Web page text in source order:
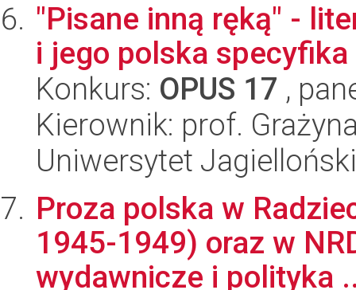
"Pisane inną ręką" -
i jego polska specyfika
Konkurs: OPUS 17 ,
Kierownik: prof.
Uniwersytet Jagielloński
Proza polska w
1945-1949) oraz w
wydawnicze i polityka